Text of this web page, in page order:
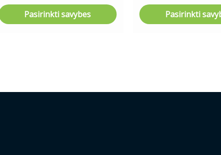
Pasirinkti savybes Pasirinkti